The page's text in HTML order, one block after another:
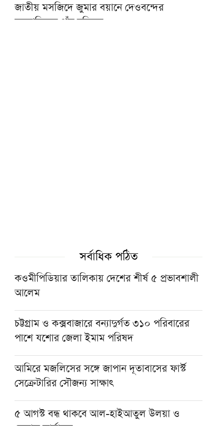
জাতীয় মসজিদে জুমার বয়ানে দেওবন্দের
মুহতামিমের পাঁচ নসিহত
আসনের এমপির বৈঠক
শায়খ আওয়ামার মোবারক সান্নিধ্যে
মসজিদের ছাদে বিদ্যুৎস্পৃষ্টে প্রাণ গেল মুয়াজ্জিনের
মুহাম্মদ (সা.)-কে সর্বশেষ নবী বিশ্বাস না করলে
মুসলমান থাকা যায় না: দেওবন্দের মুহতামিম
সর্বাধিক পঠিত
কওমীপিডিয়ার তালিকায় দেশের শীর্ষ ৫ প্রভাবশালী
আলেম
চট্টগ্রাম ও কক্সবাজারে বন্যাদুর্গত ৩১০ পরিবারের
পাশে যশোর জেলা ইমাম পরিষদ
আমিরে মজলিসের সঙ্গে জাপান দূতাবাসের ফার্স্ট
সেক্রেটারির সৌজন্য সাক্ষাৎ
৫ আগস্ট বন্ধ থাকবে আল-হাইআতুল উলয়া ও